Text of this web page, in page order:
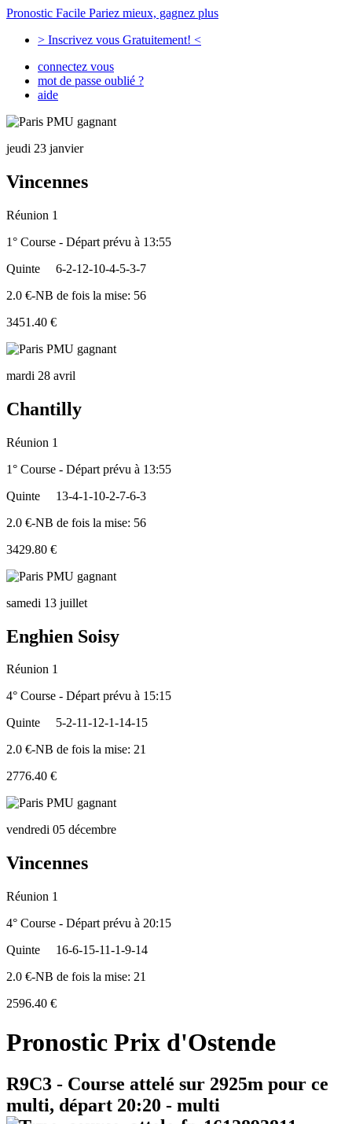
Pronostic Facile Pariez mieux, gagnez plus
> Inscrivez vous Gratuitement! <
connectez vous
mot de passe oublié ?
aide
jeudi 23 janvier
Vincennes
Réunion 1
1° Course - Départ prévu à 13:55
Quinte
6-2-12-10-4-5-3-7
2.0 €-NB de fois la mise: 56
3451.40 €
mardi 28 avril
Chantilly
Réunion 1
1° Course - Départ prévu à 13:55
Quinte
13-4-1-10-2-7-6-3
2.0 €-NB de fois la mise: 56
3429.80 €
samedi 13 juillet
Enghien Soisy
Réunion 1
4° Course - Départ prévu à 15:15
Quinte
5-2-11-12-1-14-15
2.0 €-NB de fois la mise: 21
2776.40 €
vendredi 05 décembre
Vincennes
Réunion 1
4° Course - Départ prévu à 20:15
Quinte
16-6-15-11-1-9-14
2.0 €-NB de fois la mise: 21
2596.40 €
Pronostic Prix d'Ostende
R9C3 - Course attelé sur 2925m pour ce
multi, départ 20:20 - multi